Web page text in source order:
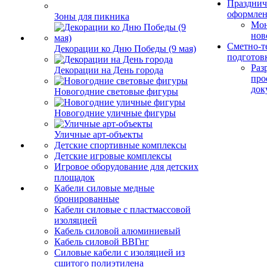
Зоны для пикника
Декорации ко Дню Победы (9 мая)
Декорации на День города
Новогодние световые фигуры
Новогодние уличные фигуры
Уличные арт-объекты
Детские спортивные комплексы
Детские игровые комплексы
Игровое оборудование для детских
площадок
Кабели силовые медные
бронированные
Кабели силовые с пластмассовой
изоляцией
Кабель силовой алюминиевый
Кабель силовой ВВГнг
Силовые кабели с изоляцией из
сшитого полиэтилена
Сметно-